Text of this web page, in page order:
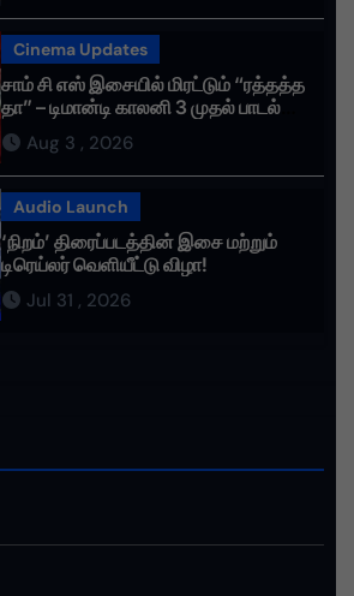
Cinema Updates
சாம் சி எஸ் இசையில் மிரட்டும் “ரத்தத்த
தா” – டிமான்டி காலனி 3 முதல் பாடல்
ரசிகர்களை கவர்ந்து வருகிறது!
Aug 3 , 2026
Audio Launch
‘நிறம்’ திரைப்படத்தின் இசை மற்றும்
டிரெய்லர் வெளியீட்டு விழா!
Jul 31 , 2026